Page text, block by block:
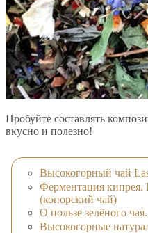
Пробуйте составлять
вкусно и полезно!
Высокогорный чай
Ферментация кипрея.
(копорский чай)
О пользе зелёного
Высокогорные